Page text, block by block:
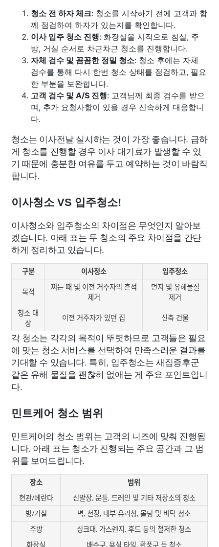
청소 전 하자 체크: 청소를 시작하기 전에 고객과 함
께 점검하여 하자가 있는지를 확인합니다.
이사 입주 청소 진행: 화장실을 시작으로 침실, 주
방, 거실 순서로 차근차근 청소를 진행합니다.
자체 검수 및 꼼꼼한 정밀 청소: 청소 후에는 자체
검수를 통해 다시 한번 청소 상태를 점검하고, 필요
한 부분을 보완합니다.
고객 검수 및 A/S 진행: 고객님께 최종 검수를 받으
며, 추가 요청사항이 있을 경우 신속하게 대응합니
다.
청소는 이사전날 실시하는 것이 가장 좋습니다. 급하
게 청소를 진행할 경우 이사 대기료가 발생할 수 있
기 때문에 충분한 여유를 두고 예약하는 것이 바람직
합니다.
이사청소 VS 입주청소!
이사청소와 입주청소의 차이점은 무엇인지 알아보
겠습니다. 아래 표는 두 청소의 주요 차이점을 간단
하게 정리하고 있습니다.
구분 이사청소 입주청소
목적
찌든 때 및 이전 거주자의 흔적
제거
먼지 및 유해물질
제거
청소 대
상
이전 거주자가 있던 집 신축 건물
각 청소는 각각의 목적이 뚜렷하므로 고객들은 필요
에 맞는 청소 서비스를 선택하여 만족스러운 결과를
기대할 수 있습니다. 특히, 입주청소는 새집증후군
같은 유해 물질을 괜찮히 없애는 게 주요 포인트입니
다.
민트케어 청소 범위
민트케어의 청소 범위는 고객의 니즈에 맞춰 진행됩
니다. 아래 표는 청소가 진행되는 주요 공간과 그 범
위를 보여드립니다.
장소
범위
현관/베란다
신발장, 문틀, 드레인 및 기타 저장소의 청소
방/거실
벽, 천장, 내부 유리창, 몰딩 및 바닥 청소
주방
싱크대, 가스렌지, 후드 등의 철저한 청소
화장실
배수구, 욕실 타일, 환풍구 등 청소